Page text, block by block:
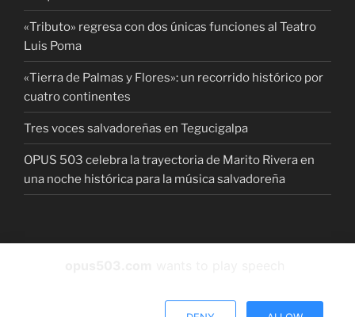
«Tributo» regresa con dos únicas funciones al Teatro
Luis Poma
«Tierra de Palmas y Flores»: un recorrido histórico por
cuatro continentes
Tres voces salvadoreñas en Tegucigalpa
OPUS 503 celebra la trayectoria de Marito Rivera en
una noche histórica para la música salvadoreña